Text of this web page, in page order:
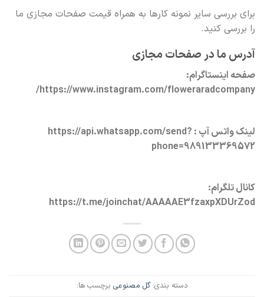
برای بررسی سایر نمونه کارها به همراه قیمت صفحات مجازی ما
را بررسی کنید.
آدرس ما در صفحات مجازی
صفحه اینستاگرام:
https://www.instagram.com/floweraradcompany/
لینک واتس آپ : https://api.whatsapp.com/send?
phone=989133369572
کانال تلگرام:
https://t.me/joinchat/AAAAAE3fzaxpXDUrZod
دسته بندی:گل مصنوعی برچسب ها: